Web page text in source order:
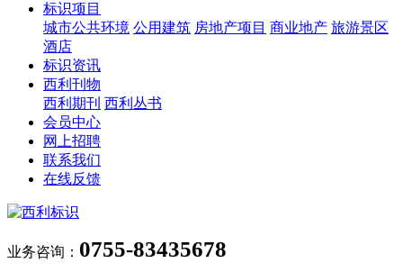
标识项目
城市公共环境 公用建筑 房地产项目 商业地产 旅游景区
酒店
标识资讯
西利刊物
西利期刊 西利丛书
会员中心
网上招聘
联系我们
在线反馈
业务咨询： 0755-83435678